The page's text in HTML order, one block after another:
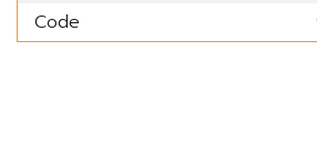
Code